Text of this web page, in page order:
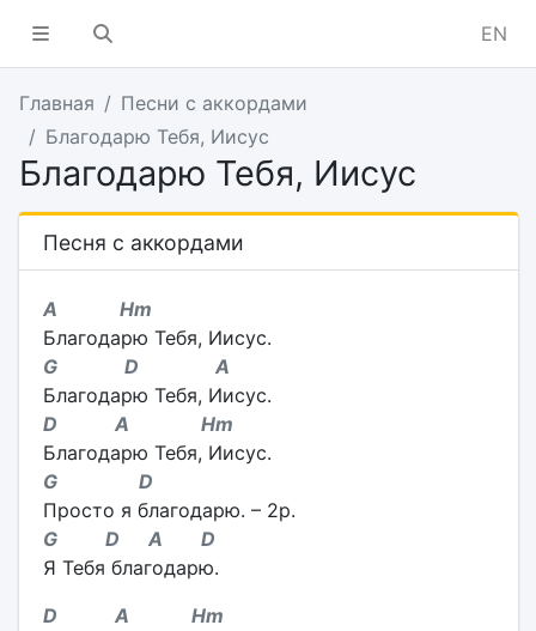
EN
Главная
Песни с аккордами
Благодарю Тебя, Иисус
Благодарю Тебя, Иисус
Песня с аккордами
A Hm
Благодарю Тебя, Иисус.
G D A
Благодарю Тебя, Иисус.
D A Hm
Благодарю Тебя, Иисус.
G D
Просто я благодарю. – 2p.
G D A D
Я Тебя благодарю.
D A Hm